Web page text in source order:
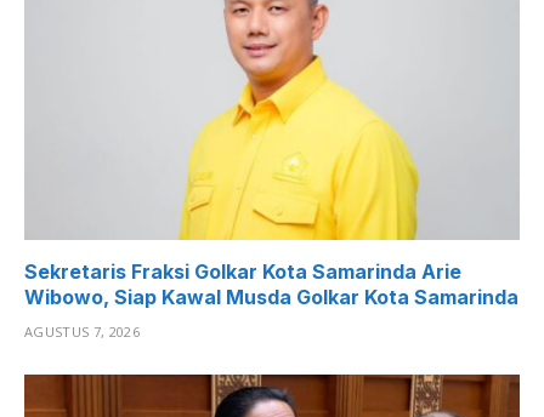
Sekretaris Fraksi Golkar Kota Samarinda Arie
Wibowo, Siap Kawal Musda Golkar Kota Samarinda
AGUSTUS 7, 2026